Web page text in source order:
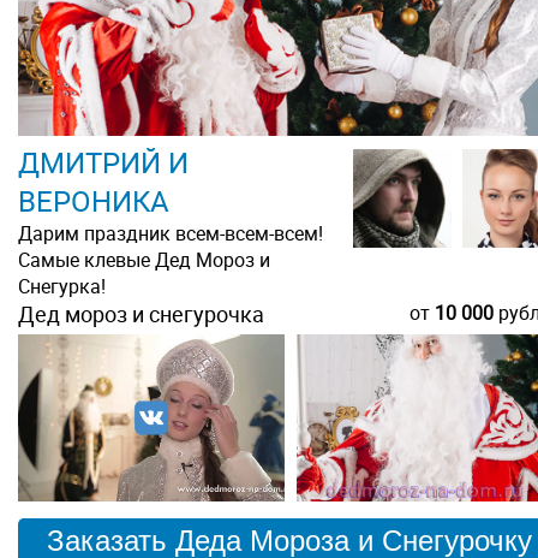
ДМИТРИЙ И
ВЕРОНИКА
Дарим праздник всем-всем-всем!
Самые клевые Дед Мороз и
Снегурка!
Дед мороз и снегурочка от 10 000
Заказать Деда Мороза и Снегурочку